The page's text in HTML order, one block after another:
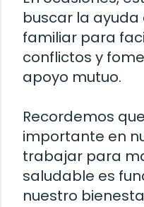
buscar la
familiar para
conflictos y
apoyo mutuo.
Recordemos
importante en
trabajar para
saludable es
nuestro